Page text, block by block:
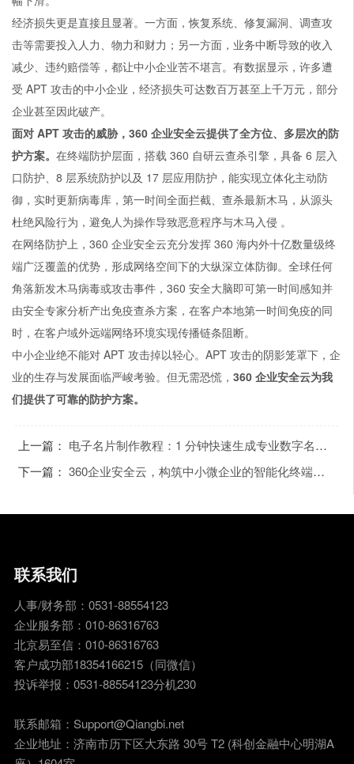
经济损失更是直接且显著。一方面，恢复系统、修复漏洞、调查攻
击等需要投入人力、物力和财力；另一方面，业务中断导致的收入
减少、违约赔偿等，都让中小企业苦不堪言。有数据显示，许多遭
受 APT 攻击的中小企业，经济损失可达数百万甚至上千万元，部分
企业甚至因此破产。
面对 APT 攻击的威胁，360 企业安全云提供了全方位、多层次的防
护方案。 在终端防护层面，搭载 360 自研云查杀引擎，具备 6 层入
口防护、8 层系统防护以及 17 层应用防护，能实现立体化主动防
御，实时更新病毒库，第一时间全面拦截、查杀最新木马，从源头
杜绝风险行为，避免人为操作导致恶意程序与木马入侵 。
在网络防护上，360 企业安全云充分发挥 360 海内外十亿数量级终
端广泛覆盖的优势，形成网络空间下的大纵深立体防御。全球任何
角落新发木马病毒或攻击事件，360 安全大脑即可第一时间感知并
由安全专家分析产出免疫查杀方案，在客户本地第一时间免疫的同
时，在客户域外远端网络环境实现传播链条阻断。
中小企业绝不能对 APT 攻击掉以轻心。APT 攻击的阴影笼罩下，企
业的生存与发展面临严峻考验。但无需恐慌， 360 企业安全云为我
们提供了可靠的防护方案。
上一篇： 电子名片制作教程：1 分钟快速生成专业数字名片（含必备元素清单）
下一篇：360企业安全云，构筑中小微企业的智能化终端防护
联系我们
人事/财务部：0531-88554123
企业服务部：010-86316763
北京易至信：010-86316763
客户成功部18354166215（同微信）
投诉举报：0531-88554123分机230
联系邮箱：Support@Qiangbi.net
企业地址：济南市历下区大东路 30号 T2 (科创金融中心明湖A